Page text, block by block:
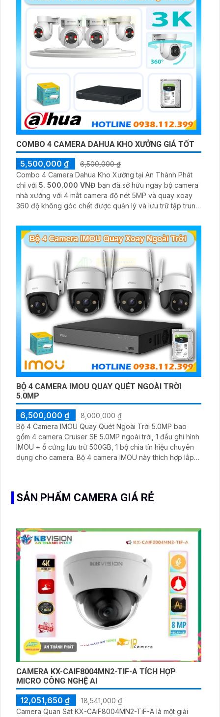
COMBO 4 CAMERA DAHUA KHO XƯỞNG GIÁ TỐT
5,500,000 ₫
6,500,000 ₫
Combo 4 Camera Dahua Kho Xưởng tại An Thành Phát
chỉ với 5. 500.000 VNĐ bạn đã sỡ hữu ngay bộ camera
nhà xưởng với 4 mắt camera độ nét 5MP và quay xoay
360 độ không góc chết được quản lý và lưu trữ tập trung
BỘ 4 CAMERA IMOU QUAY QUÉT NGOÀI TRỜI
5.0MP
6,500,000 ₫
8,000,000 ₫
Bộ 4 Camera IMOU Quay Quét Ngoài Trời 5.0MP bao
gồm 4 camera Cruiser SE 5.0MP ngoài trời, 1 đầu ghi hình
IMOU + ổ cứng lưu trữ 500GB, 1 bộ chia tín hiệu chuyên
dụng cho camera. Bộ 4 camera IMOU này thích hợp lắp
SẢN PHẨM CAMERA GIÁ RẺ
CAMERA KX-CAIF8004MN2-TIF-A TÍCH HỢP
MICRO CÔNG NGHỆ AI
12,051,650 ₫
18,541,000 ₫
Camera Quan Sát KX-CAiF8004MN2-TiF-A là một giải